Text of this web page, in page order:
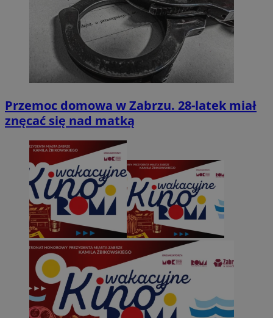
Przemoc domowa w Zabrzu. 28-latek miał
znęcać się nad matką